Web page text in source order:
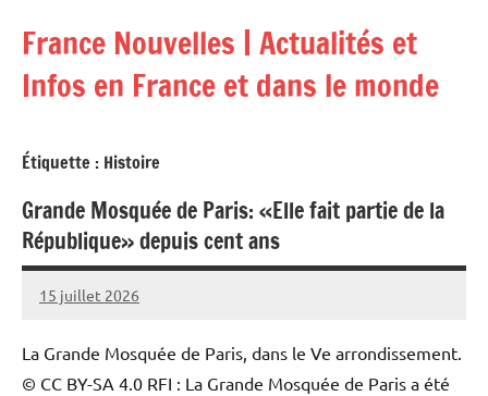
contenu
France Nouvelles | Actualités et
Infos en France et dans le monde
Étiquette : Histoire
Grande Mosquée de Paris: «Elle fait partie de la
République» depuis cent ans
15 juillet 2026
Admins
La Grande Mosquée de Paris, dans le Ve arrondissement.
© CC BY-SA 4.0 RFI : La Grande Mosquée de Paris a été